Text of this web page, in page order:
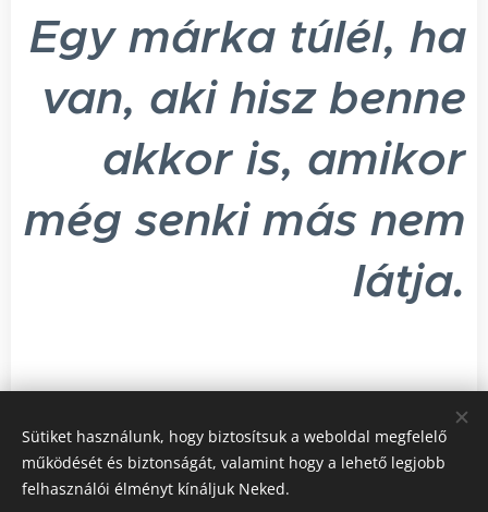
Egy márka túlél, ha
van, aki hisz benne
akkor is, amikor
még senki más nem
látja.
Sütiket használunk, hogy biztosítsuk a weboldal megfelelő
működését és biztonságát, valamint hogy a lehető legjobb
felhasználói élményt kínáljuk Neked.